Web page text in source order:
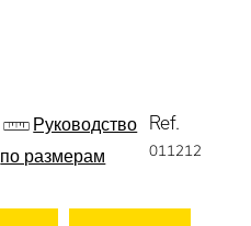
Руководство
по размерам
Ref.
011212